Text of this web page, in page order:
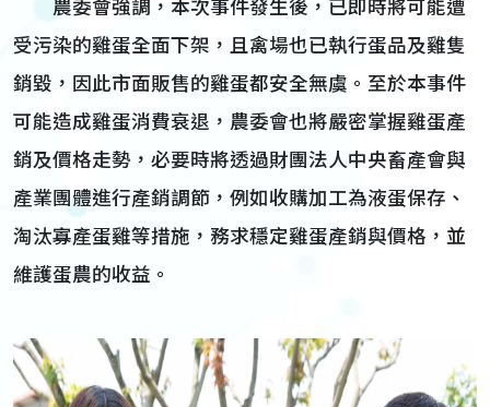
農委會強調，本次事件發生後，已即時將可能遭
受污染的雞蛋全面下架，且禽場也已執行蛋品及雞隻
銷毀，因此市面販售的雞蛋都安全無虞。至於本事件
可能造成雞蛋消費衰退，農委會也將嚴密掌握雞蛋產
銷及價格走勢，必要時將透過財團法人中央畜產會與
產業團體進行產銷調節，例如收購加工為液蛋保存、
淘汰寡產蛋雞等措施，務求穩定雞蛋產銷與價格，並
維護蛋農的收益。